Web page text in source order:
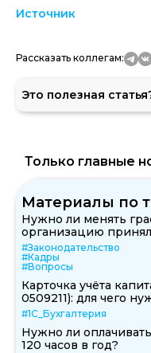
Источник
Рассказать коллегам:
Это полезная
Только главные
Материалы по
Нужно ли менять
организацию
#Законодательство
#Кадры
#Вопросы
Карточка учёта
0509211): для чего
#1С_Бухгалтерия
Нужно ли
120 часов в год?